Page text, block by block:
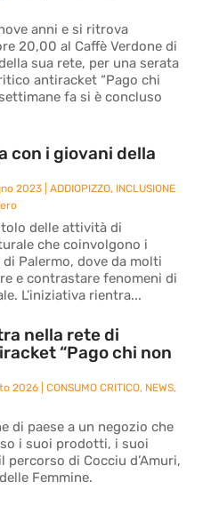
anni e si ritrova
20,00 al Caffè Verdone di
sua rete, per una serata
antiracket “Pago chi
fa si è concluso
con i giovani della
2023 |ADDIOPIZZO, INCLUSIONE
delle attività di
che coinvolgono i
Palermo, dove da molti
e contrastare fenomeni di
L’iniziativa rientra...
nella rete di
“Pago chi non
2026 |CONSUMO CRITICO, NEWS,
di paese a un negozio che
i suoi prodotti, i suoi
di Cocciu d’Amuri,
Femmine.